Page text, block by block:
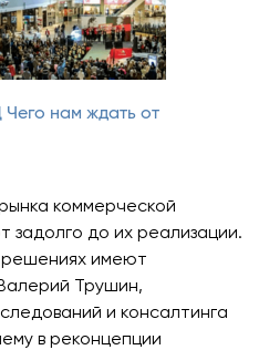
нам ждать от
коммерческой
задолго до их реализации.
решениях имеют
Трушин,
и консалтинга
в реконцепции